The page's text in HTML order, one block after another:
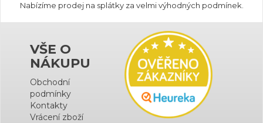
Nabízíme prodej na splátky za velmi výhodných podmínek.
VŠE O
NÁKUPU
Obchodní
podmínky
Kontakty
Vrácení zboží